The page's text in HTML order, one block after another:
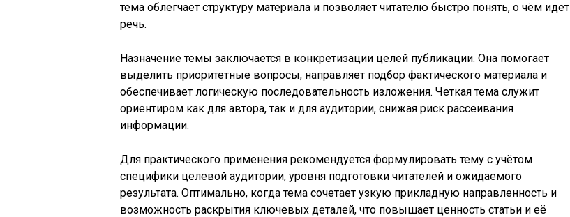
тема облегчает структуру материала и позволяет читателю быстро понять, о чём идет
речь.
Назначение темы заключается в конкретизации целей публикации. Она помогает
выделить приоритетные вопросы, направляет подбор фактического материала и
обеспечивает логическую последовательность изложения. Четкая тема служит
ориентиром как для автора, так и для аудитории, снижая риск рассеивания
информации.
Для практического применения рекомендуется формулировать тему с учётом
специфики целевой аудитории, уровня подготовки читателей и ожидаемого
результата. Оптимально, когда тема сочетает узкую прикладную направленность и
возможность раскрытия ключевых деталей, что повышает ценность статьи и её